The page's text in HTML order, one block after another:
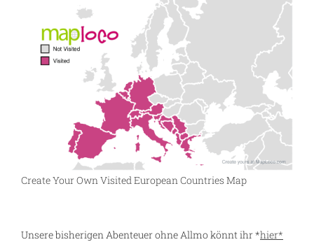
Create Your Own Visited European Countries Map
Unsere bisherigen Abenteuer ohne Allmo könnt ihr *hier*